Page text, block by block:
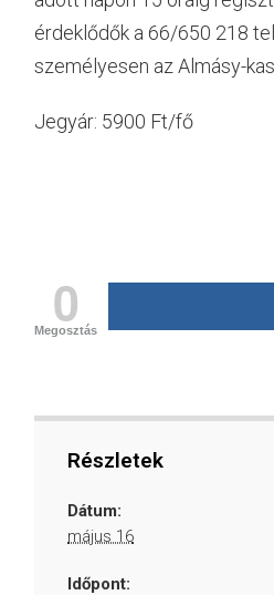
érdeklődők a 66/650 218
személyesen az Almásy-
Jegyár: 5900 Ft/fő
0
Megosztás
Részletek
Dátum:
május 16
Időpont: